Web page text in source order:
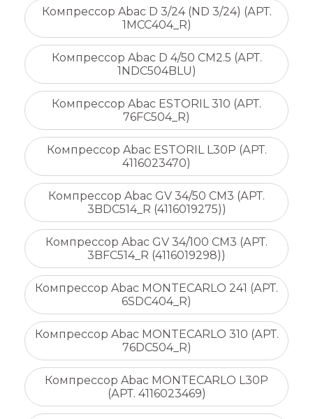
Компрессор Abac D 3/24 (ND 3/24) (АРТ.
1MCC404_R)
Компрессор Abac D 4/50 CM2.5 (АРТ.
1NDC504BLU)
Компрессор Abac ESTORIL 310 (АРТ.
76FC504_R)
Компрессор Abac ESTORIL L30P (АРТ.
4116023470)
Компрессор Abac GV 34/50 CM3 (АРТ.
3BDC514_R (4116019275))
Компрессор Abac GV 34/100 CM3 (АРТ.
3BFC514_R (4116019298))
Компрессор Abac MONTECARLO 241 (АРТ.
6SDC404_R)
Компрессор Abac MONTECARLO 310 (АРТ.
76DC504_R)
Компрессор Abac MONTECARLO L30P
(АРТ. 4116023469)